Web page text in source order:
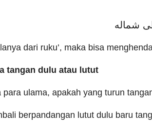
شماله
dari ruku’, maka bisa
tangan dulu atau lutut
ulama, apakah yang turun
berpandangan lutut dulu baru